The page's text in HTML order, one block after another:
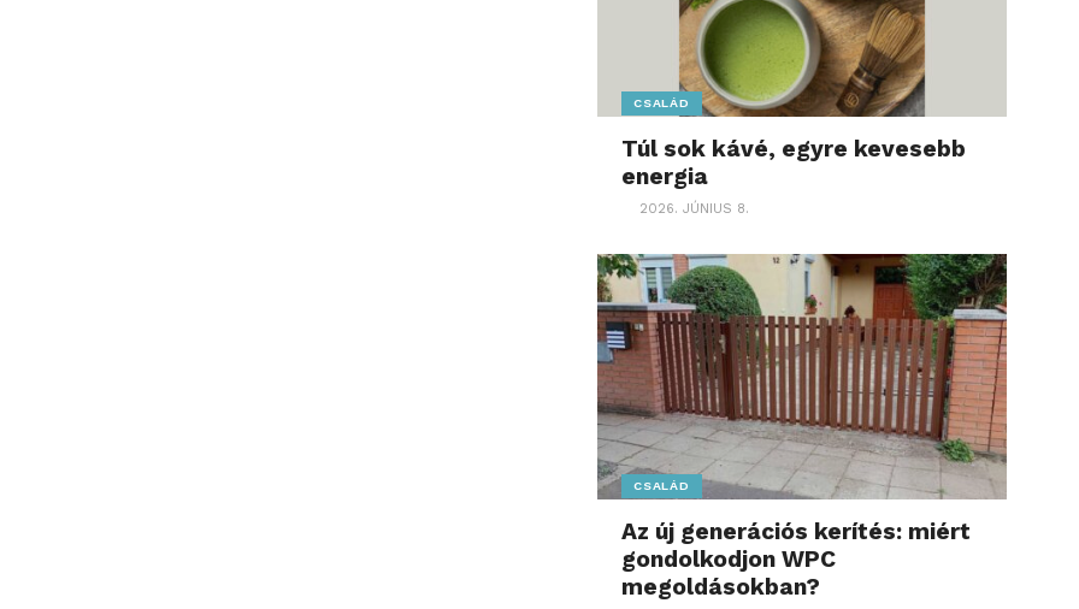
CSALÁD
Túl sok kávé, egyre kevesebb
energia
2026. JÚNIUS 8.
CSALÁD
Az új generációs kerítés: miért
gondolkodjon WPC
megoldásokban?